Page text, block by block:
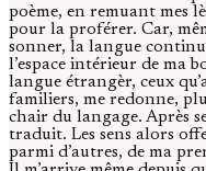
poème, en remuant mes
pour la proférer. Car,
sonner, la langue
l’espace intérieur de ma
langue étrangèr, ceux
familiers, me redonne,
chair du langage. Après
traduit. Les sens alors
parmi d’autres, de ma